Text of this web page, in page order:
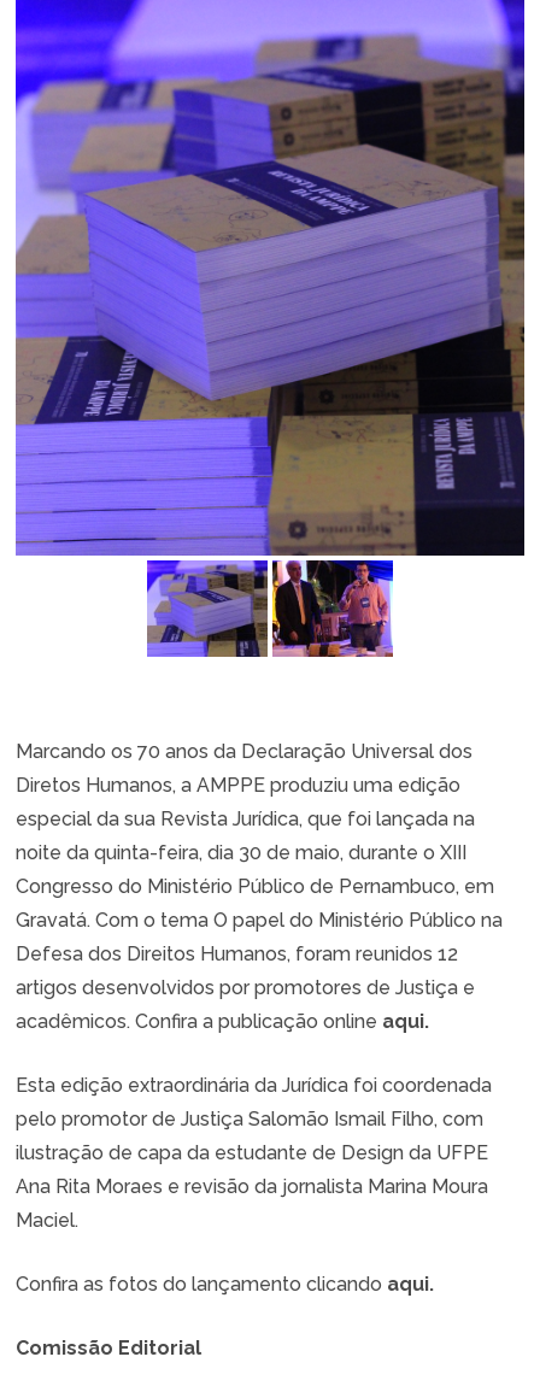
Marcando os 70 anos da Declaração Universal dos
Diretos Humanos, a AMPPE produziu uma edição
especial da sua Revista Jurídica, que foi lançada na
noite da quinta-feira, dia 30 de maio, durante o XIII
Congresso do Ministério Público de Pernambuco, em
Gravatá. Com o tema O papel do Ministério Público na
Defesa dos Direitos Humanos, foram reunidos 12
artigos desenvolvidos por promotores de Justiça e
acadêmicos. Confira a publicação online aqui.
Esta edição extraordinária da Jurídica foi coordenada
pelo promotor de Justiça Salomão Ismail Filho, com
ilustração de capa da estudante de Design da UFPE
Ana Rita Moraes e revisão da jornalista Marina Moura
Maciel.
Confira as fotos do lançamento clicando aqui.
Comissão Editorial